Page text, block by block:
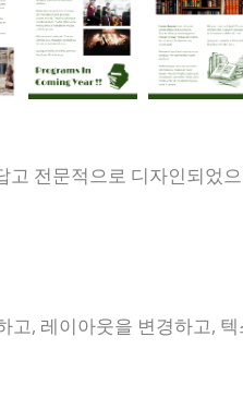
전문적으로 디자인되었
고, 레이아웃을 변경하고,